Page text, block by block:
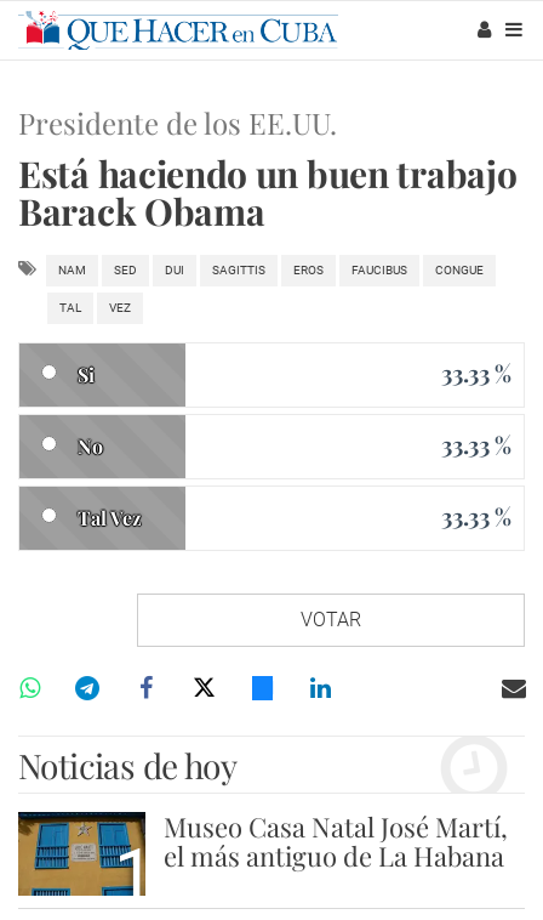
Presidente de los EE.UU.
Está haciendo un buen trabajo
Barack Obama
NAM SED DUI SAGITTIS EROS FAUCIBUS CONGUE
TAL VEZ
Si 33.33 %
No 33.33 %
Tal Vez 33.33 %
VOTAR
Noticias de hoy
1
Museo Casa Natal José Martí,
el más antiguo de La Habana